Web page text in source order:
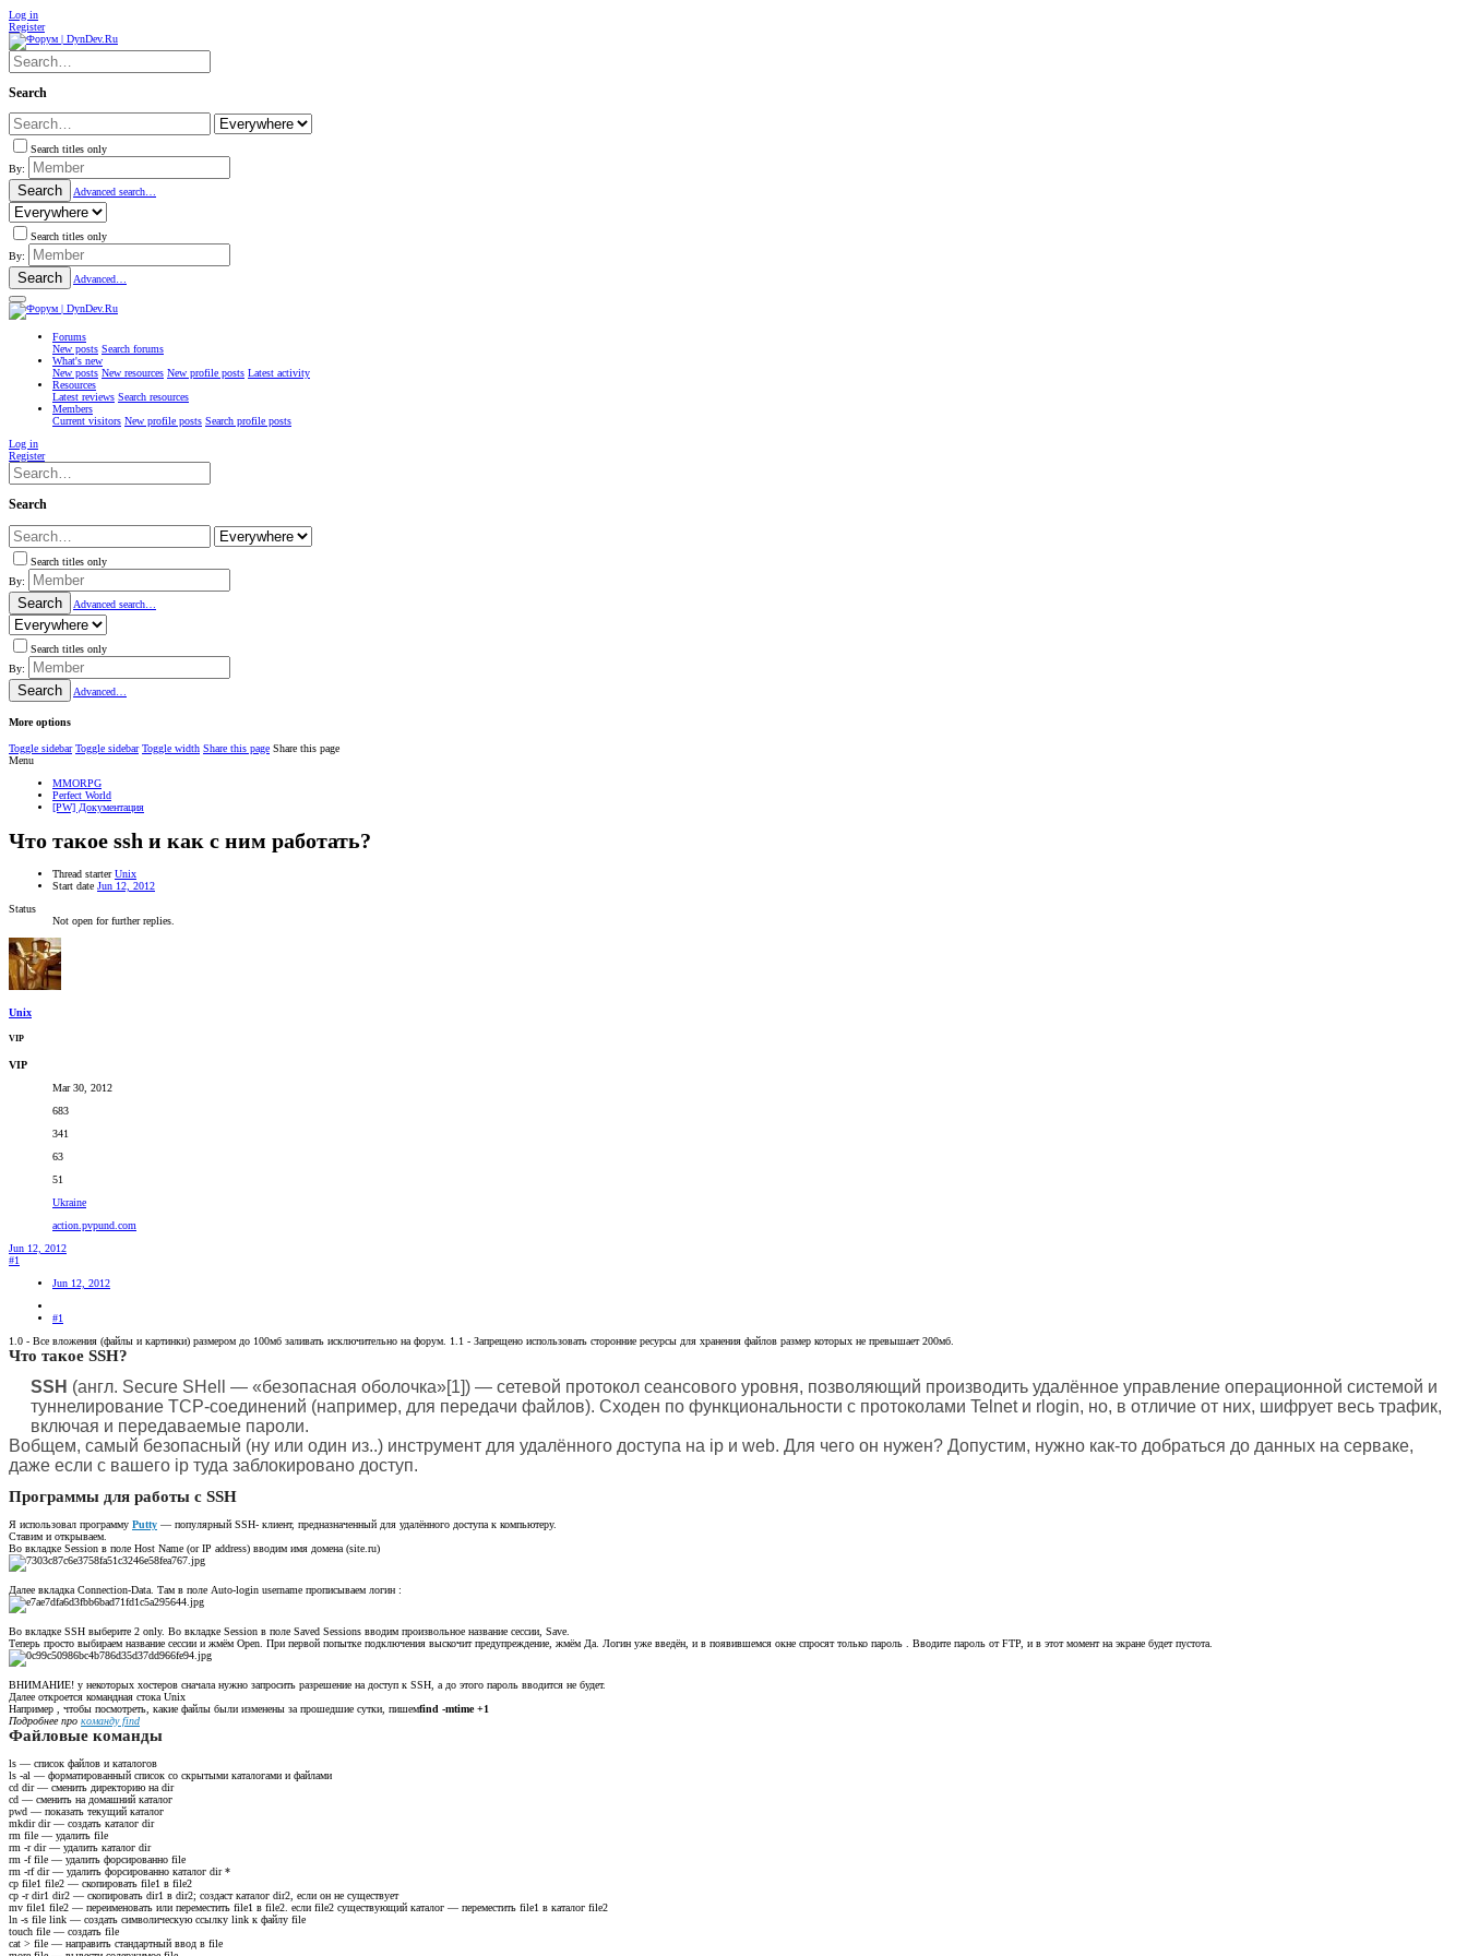
Log in
Register
Search
Search titles only
By:
Search Advanced search…
Search titles only
By:
Search Advanced…
Forums
New posts Search forums
What's new
New posts New resources New profile posts Latest activity
Resources
Latest reviews Search resources
Members
Current visitors New profile posts Search profile posts
Log in
Register
Search
Search titles only
By:
Search Advanced search…
Search titles only
By:
Search Advanced…
More options
Toggle sidebar Toggle sidebar Toggle width Share this page Share this page
Menu
MMORPG
Perfect World
[PW] Документация
Что такое ssh и как с ним работать?
Thread starter Unix
Start date Jun 12, 2012
Status
Not open for further replies.
Unix
VIP
VIP
Mar 30, 2012
683
341
63
51
Ukraine
action.pvpund.com
Jun 12, 2012
#1
Jun 12, 2012
#1
1.0 - Все вложения (файлы и картинки) размером до 100мб заливать исключительно на форум. 1.1 - Запрещено использовать сторонние ресурсы для хранения файлов размер которых не превышает 200мб.
Что такое SSH?
SSH (англ. Secure SHell — «безопасная оболочка»[1]) — сетевой протокол сеансового уровня, позволяющий производить удалённое управление операционной системой и
туннелирование TCP-соединений (например, для передачи файлов). Сходен по функциональности с протоколами Telnet и rlogin, но, в отличие от них, шифрует весь трафик,
включая и передаваемые пароли.
Вобщем, самый безопасный (ну или один из..) инструмент для удалённого доступа на ip и web. Для чего он нужен? Допустим, нужно как-то добраться до данных на серваке,
даже если с вашего ip туда заблокировано доступ.
Программы для работы с SSH
Я использовал программу Putty — популярный SSH- клиент, предназначенный для удалённого доступа к компьютеру.
Ставим и открываем.
Во вкладке Session в поле Host Name (or IP address) вводим имя домена (site.ru)
Далее вкладка Connection-Data. Там в поле Auto-login username прописываем логин :
Во вкладке SSH выберите 2 only. Во вкладке Session в поле Saved Sessions вводим произвольное название сессии, Save.
Теперь просто выбираем название сессии и жмём Оpen. При первой попытке подключения выскочит предупреждение, жмём Да. Логин уже введён, и в появившемся окне спросят только пароль . Вводите пароль от FTP, и в этот момент на экране будет пустота.
ВНИМАНИЕ! у некоторых хостеров сначала нужно запросить разрешение на доступ к SSH, а до этого пароль вводится не будет.
Далее откроется командная стока Unix
Например , чтобы посмотреть, какие файлы были изменены за прошедшие сутки, пишемfind -mtime +1
Подробнее про команду find
Файловые команды
ls — список файлов и каталогов
ls -al — форматированный список со скрытыми каталогами и файлами
cd dir — сменить директорию на dir
cd — сменить на домашний каталог
pwd — показать текущий каталог
mkdir dir — создать каталог dir
rm file — удалить file
rm -r dir — удалить каталог dir
rm -f file — удалить форсированно file
rm -rf dir — удалить форсированно каталог dir *
cp file1 file2 — скопировать file1 в file2
cp -r dir1 dir2 — скопировать dir1 в dir2; создаст каталог dir2, если он не существует
mv file1 file2 — переименовать или переместить file1 в file2. если file2 существующий каталог — переместить file1 в каталог file2
ln -s file link — создать символическую ссылку link к файлу file
touch file — создать file
cat > file — направить стандартный ввод в file